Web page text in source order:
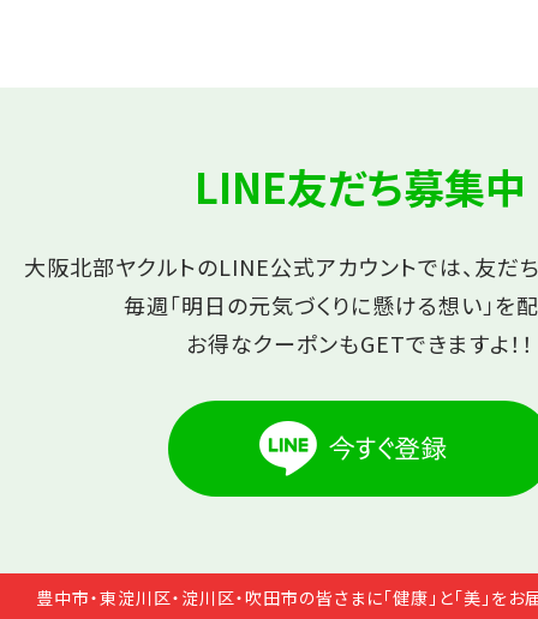
LINE友だち募集中
大阪北部ヤクルトのLINE公式アカウントでは、友だ
毎週「明日の元気づくりに懸ける想い」を
お得なクーポンもGETできますよ！！
豊中市・東淀川区・淀川区・吹田市の皆さまに「健康」と「美」をお